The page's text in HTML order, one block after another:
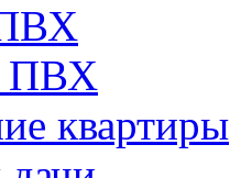
ПВХ
квартиры